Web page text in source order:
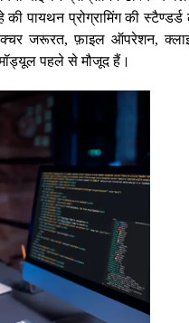
पायथन प्रोग्रामिंग की स्टैण्डर्ड
जरूरत, फ़ाइल ऑपरेशन,
पहले से मौजूद हैं।